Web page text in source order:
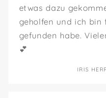
etwas dazu
geholfen und ich bin
gefunden habe.
💕
IRIS